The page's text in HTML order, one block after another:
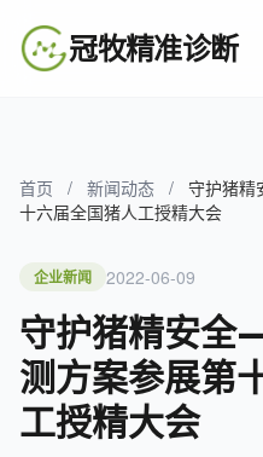
冠牧精准诊断
首页 / 新闻动态 / 守护猪精
十六届全国猪人工授精大会
企业新闻 2022-06-09
守护猪精安全
测方案参展第
工授精大会